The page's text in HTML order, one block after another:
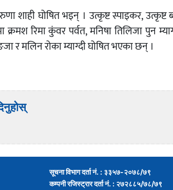
शाही घोषित भइन् । उत्कृष्ट स्पाइकर,
क्रमश रिमा कुंवर पर्वत, मनिषा तिलिजा पुन
र मलिन रोका म्याग्दी घोषित भएका छन् ।
सूचना विभाग दर्ता नं. : ३३५७-२०७८/७९
कम्पनी रजिस्ट्रार दर्ता नं. : २७२८८५/७८/७९